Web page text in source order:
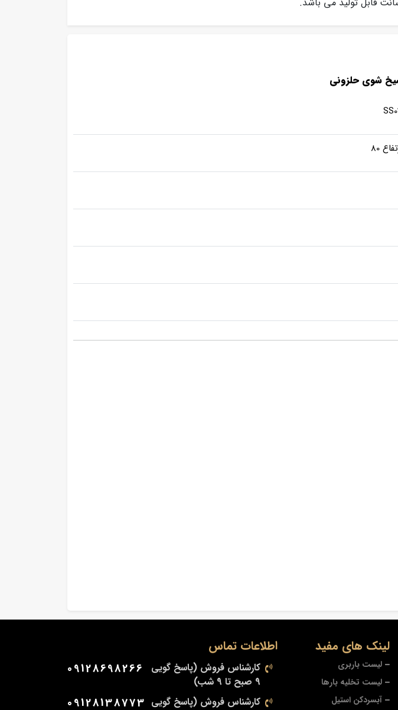
شوی حلزونی
لینک های مفید
لیست باربری
لیست تخلیه بارها
آبسردکن استیل
اطلاعات تماس
کارشناس فروش (پاسخ گویی
9 صبح تا 9 شب)
09128698266
کارشناس فروش (پاسخ گویی 09128138773